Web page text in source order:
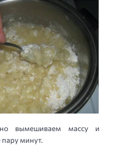
вымешиваем массу и
минут.